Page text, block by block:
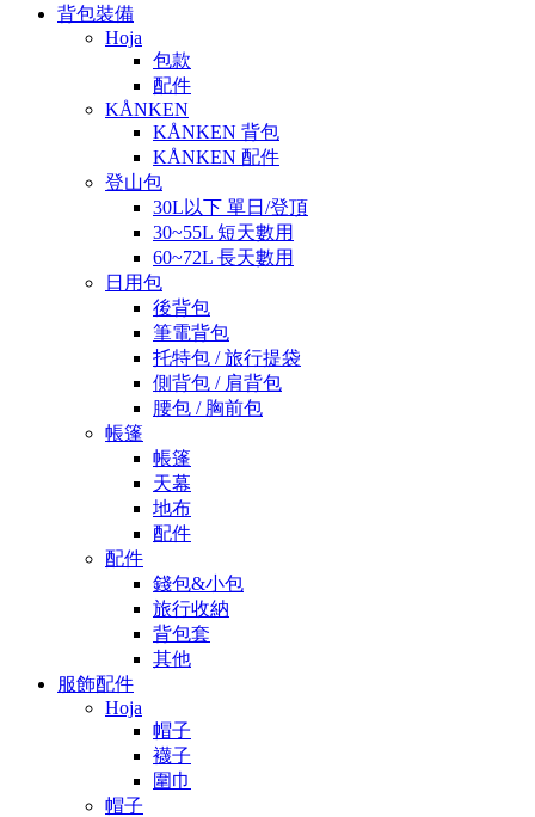
背包裝備
Hoja
包款
配件
KÅNKEN
KÅNKEN 背包
KÅNKEN 配件
登山包
30L以下 單日/登頂
30~55L 短天數用
60~72L 長天數用
日用包
後背包
筆電背包
托特包 / 旅行提袋
側背包 / 肩背包
腰包 / 胸前包
帳篷
帳篷
天幕
地布
配件
配件
錢包&小包
旅行收納
背包套
其他
服飾配件
Hoja
帽子
襪子
圍巾
帽子